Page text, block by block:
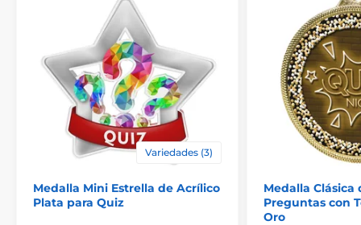
Variedades (3)
Medalla Mini Estrella de Acrílico
Plata para Quiz
Medalla Clásica
Preguntas con
Oro